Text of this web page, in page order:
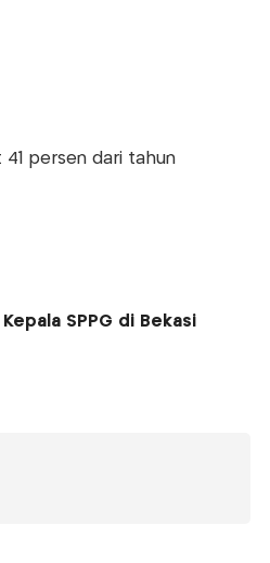
persen dari tahun
SPPG di Bekasi